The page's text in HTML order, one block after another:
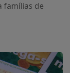
famílias de